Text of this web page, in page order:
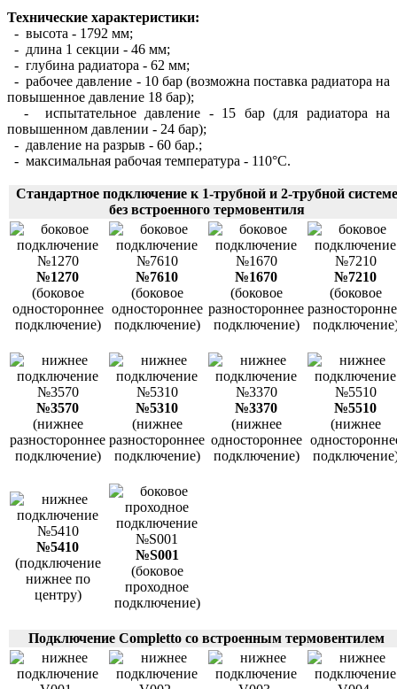
Технические характеристики:
- высота - 1792 мм;
- длина 1 секции - 46 мм;
- глубина радиатора - 62 мм;
- рабочее давление - 10 бар (возможна поставка радиатора на
повышенное давление 18 бар);
- испытательное давление - 15 бар (для радиатора на
повышенном давлении - 24 бар);
- давление на разрыв - 60 бар.;
- максимальная рабочая температура - 110°С.
Стандартное подключение к 1-трубной и 2-трубной системе
без встроенного термовентиля
№1270
(боковое
одностороннее
подключение)
№7610
(боковое
одностороннее
подключение)
№1670
(боковое
разностороннее
подключение)
№7210
(боковое
№3570
(нижнее
разностороннее
подключение)
№5310
(нижнее
разностороннее
подключение)
№3370
(нижнее
одностороннее
подключение)
№5510
(нижнее
№5410
(подключение
нижнее по
центру)
№S001
(боковое
проходное
подключение)
Подключение Completto со встроенным термовентилем